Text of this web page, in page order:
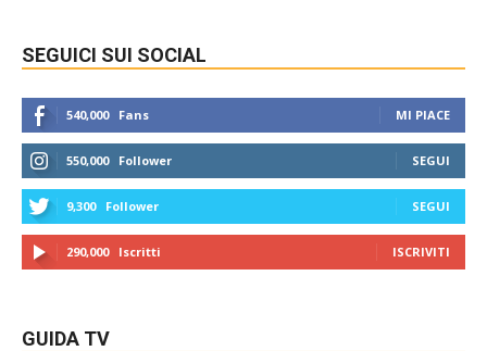
SEGUICI SUI SOCIAL
540,000 Fans MI PIACE
550,000 Follower SEGUI
9,300 Follower SEGUI
290,000 Iscritti ISCRIVITI
GUIDA TV